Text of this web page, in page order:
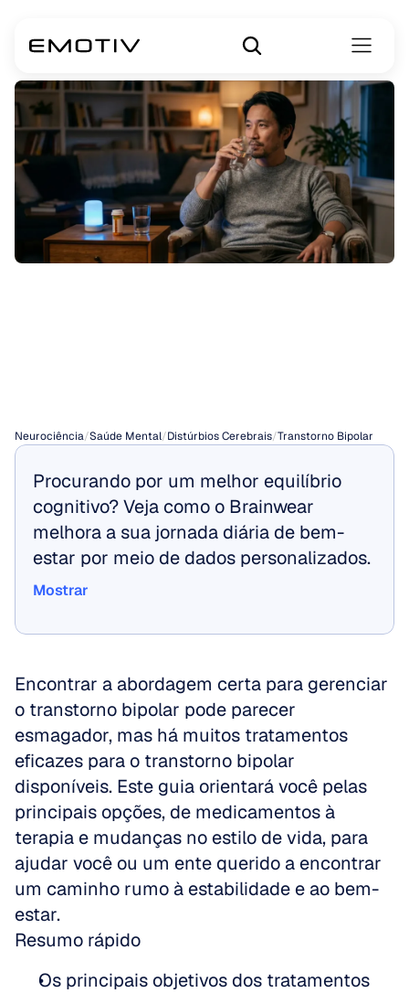
Neurociência/Saúde Mental/Distúrbios Cerebrais/Transtorno Bipolar
Procurando por um melhor equilíbrio
cognitivo? Veja como o Brainwear
melhora a sua jornada diária de bem-
estar por meio de dados personalizados.
Mostrar
Encontrar a abordagem certa para gerenciar
o transtorno bipolar pode parecer
esmagador, mas há muitos tratamentos
eficazes para o transtorno bipolar
disponíveis. Este guia orientará você pelas
principais opções, de medicamentos à
terapia e mudanças no estilo de vida, para
ajudar você ou um ente querido a encontrar
um caminho rumo à estabilidade e ao bem-
estar.
Resumo rápido
Os principais objetivos dos tratamentos